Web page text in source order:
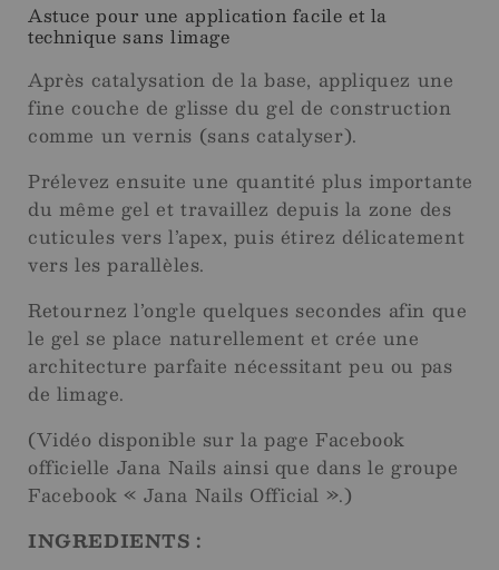
Astuce pour une application facile et la
technique sans limage
Après catalysation de la base, appliquez une
fine couche de glisse du gel de construction
comme un vernis (sans catalyser).
Prélevez ensuite une quantité plus importante
du même gel et travaillez depuis la zone des
cuticules vers l’apex, puis étirez délicatement
vers les parallèles.
Retournez l’ongle quelques secondes afin que
le gel se place naturellement et crée une
architecture parfaite nécessitant peu ou pas
de limage.
(Vidéo disponible sur la page Facebook
officielle Jana Nails ainsi que dans le groupe
Facebook « Jana Nails Official ».)
INGREDIENTS :